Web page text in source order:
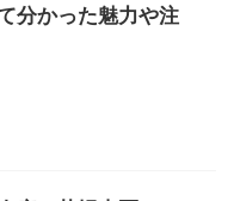
分かった魅力や注